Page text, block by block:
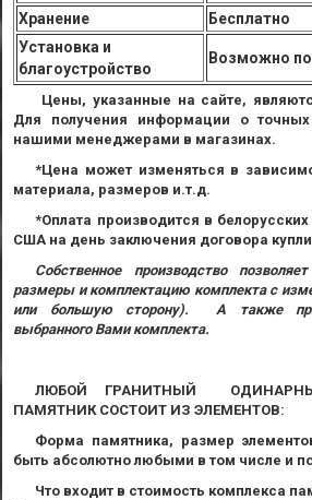
Хранение
Бесплатно
Установка и
благоустройство
Возможно
Цены, указанные на сайте,
Для получения информации о
нашими менеджерами в магазинах.
*Цена может изменяться в
материала, размеров и.т.д.
*Оплата производится в
США на день заключения договора
Собственное производство
размеры и комплектацию комплекта с
или большую сторону). А также
выбранного Вами комплекта.
ЛЮБОЙ ГРАНИТНЫЙ
ПАМЯТНИК СОСТОИТ ИЗ ЭЛЕМЕНТОВ:
Форма памятника, размер
быть абсолютно любыми в том числе и
Что входит в стоимость комплекса